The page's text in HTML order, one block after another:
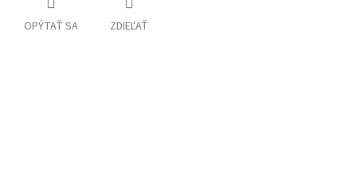
OPÝTAŤ SA ZDIEĽAŤ